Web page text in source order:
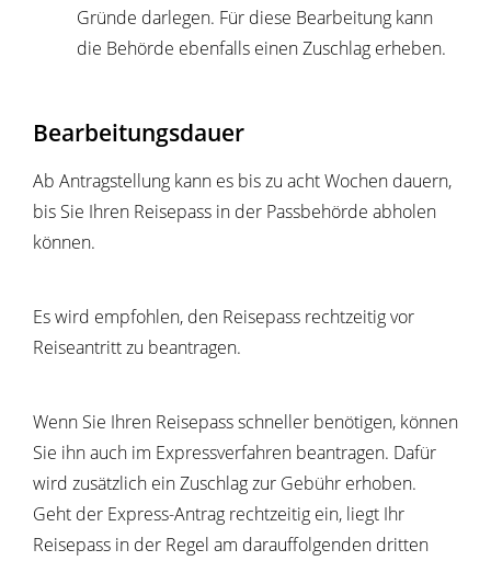
Gründe darlegen. Für diese Bearbeitung kann
die Behörde ebenfalls einen Zuschlag erheben.
Bearbeitungsdauer
Ab Antragstellung kann es bis zu acht Wochen dauern,
bis Sie Ihren Reisepass in der Passbehörde abholen
können.
Es wird empfohlen, den Reisepass rechtzeitig vor
Reiseantritt zu beantragen.
Wenn Sie Ihren Reisepass schneller benötigen, können
Sie ihn auch im Expressverfahren beantragen. Dafür
wird zusätzlich ein Zuschlag zur Gebühr erhoben.
Geht der Express-Antrag rechtzeitig ein, liegt Ihr
Reisepass in der Regel am darauffolgenden dritten